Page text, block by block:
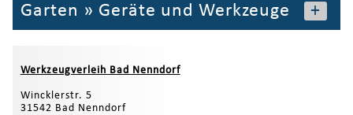
Garten » Geräte und Werkzeuge +
Werkzeugverleih Bad Nenndorf
Wincklerstr. 5
31542 Bad Nenndorf